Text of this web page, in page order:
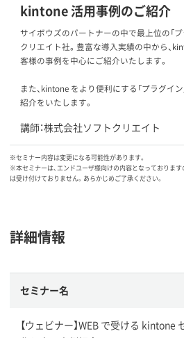
kintone 活用事例のご紹介
サイボウズのパートナーの中で最上位の「
クリエイト社。豊富な導入実績の中から、
客様の事例を中心にご紹介いたします。
また、kintone をより便利にする「プラグイ
紹介をいたします。
講師：株式会社ソフトクリエイト
※セミナー内容は変更になる可能性があります。
※本セミナーは、エンドユーザ様向けの内容となっておりま
は受け付けておりません。あらかじめご了承ください。
詳細情報
セミナー名
【ウェビナー】WEB で受ける